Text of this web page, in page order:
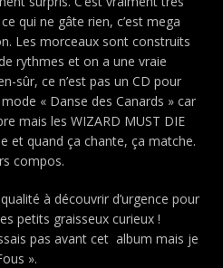
qui ne gâte rien, c’est mega
Les morceaux sont construits
rythmes et on a une vraie
sûr, ce n’est pas un CD pour
« Danse des Canards » car
mais les WIZARD MUST DIE
et quand ça chante, ça matche.
compos.
à découvrir d’urgence pour
petits graisseux curieux !
pas avant cet album mais je
».